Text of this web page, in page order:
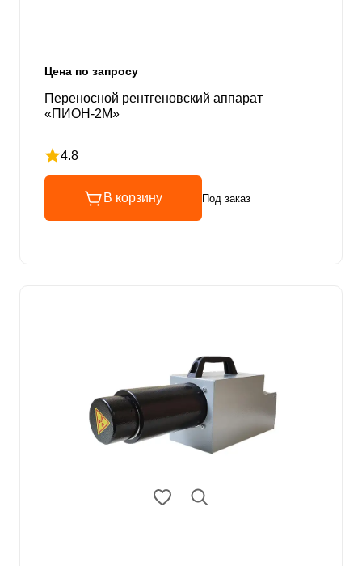
Цена по запросу
Переносной рентгеновский аппарат
«ПИОН-2М»
4.8
Рейтинг 4.8 из 5
В корзину Под заказ